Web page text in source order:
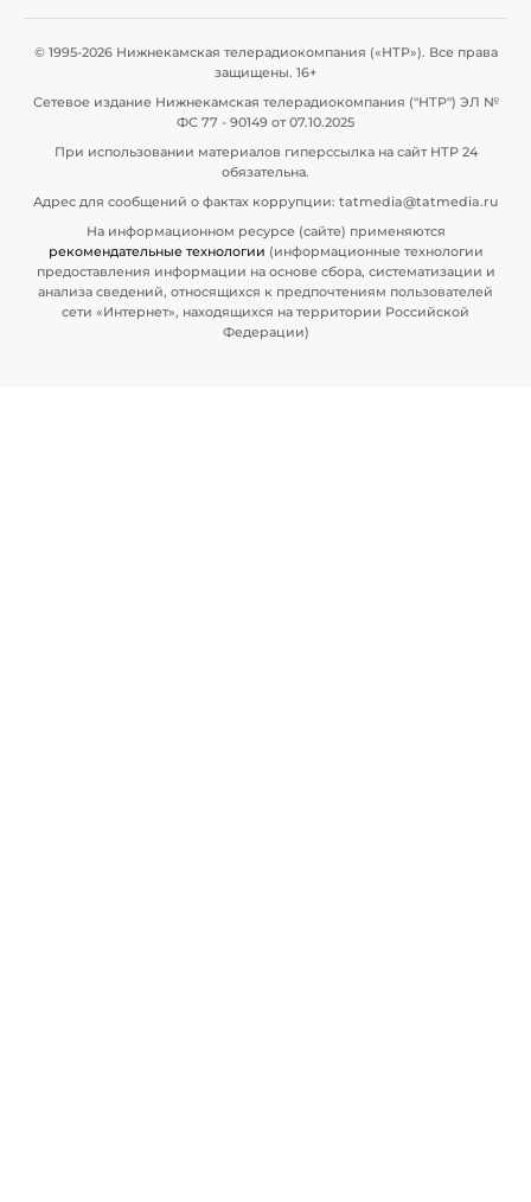
© 1995-2026 Нижнекамская телерадиокомпания («НТР»). Все права
защищены. 16+
Сетевое издание Нижнекамская телерадиокомпания ("НТР") ЭЛ №
ФС 77 - 90149 от 07.10.2025
При использовании материалов гиперссылка на сайт НТР 24
обязательна.
Адрес для сообщений о фактах коррупции: tatmedia@tatmedia.ru
На информационном ресурсе (сайте) применяются
рекомендательные технологии (информационные технологии
предоставления информации на основе сбора, систематизации и
анализа сведений, относящихся к предпочтениям пользователей
сети «Интернет», находящихся на территории Российской
Федерации)